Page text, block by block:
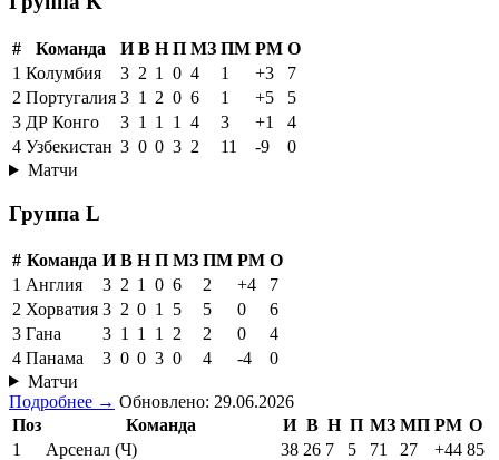
# Команда И В Н П МЗ ПМ РМ О
1 Колумбия 3 2 1 0 4 1 +3
7
2 Португалия 3 1 2 0 6 1 +5
5
3 ДР Конго 3 1 1 1 4 3 +1
4
4 Узбекистан 3 0 0 3 2 11 -9
0
Матчи
Группа L
# Команда И В Н П МЗ ПМ РМ О
1 Англия 3 2 1 0 6 2 +4
7
2 Хорватия 3 2 0 1 5 5 0
6
3 Гана 3 1 1 1 2 2 0
4
4 Панама 3 0 0 3 0 4 -4
0
Матчи
Подробнее → Обновлено: 29.06.2026
Поз
Команда И В Н П МЗ МП РМ О
1
Арсенал (Ч) 38 26 7 5 71 27 +44 85